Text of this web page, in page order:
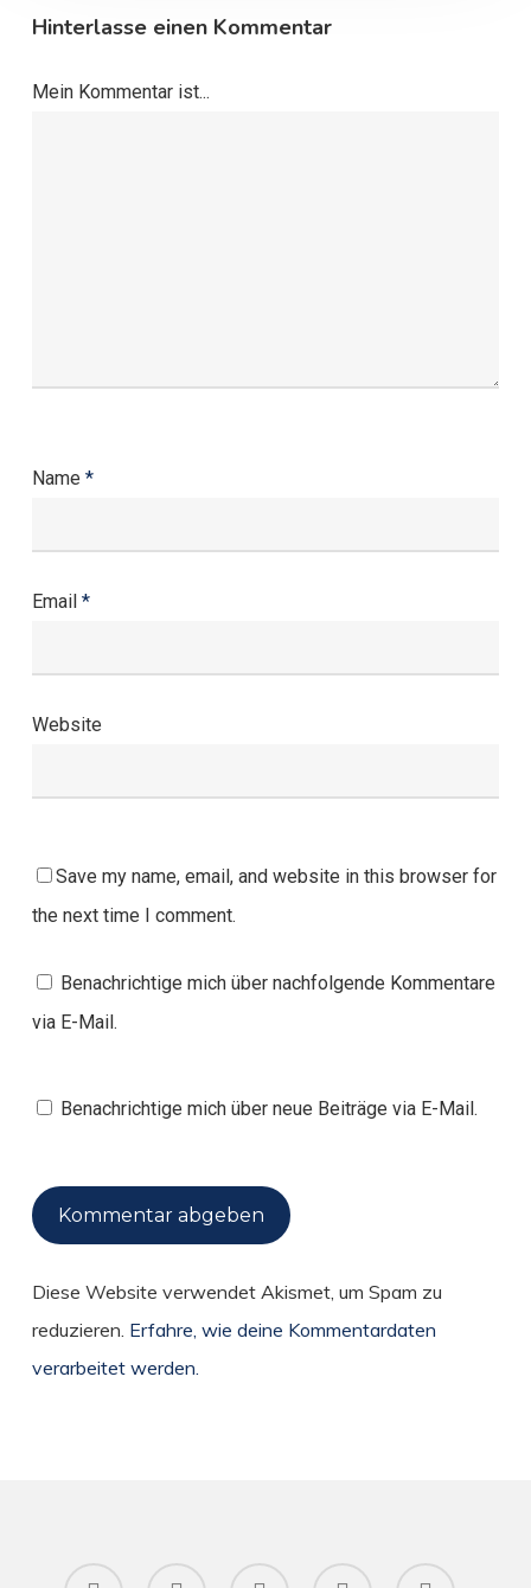
Hinterlasse einen Kommentar
Mein Kommentar ist...
Name *
Email *
Website
Save my name, email, and website in this browser for
the next time I comment.
Benachrichtige mich über nachfolgende Kommentare
via E-Mail.
Benachrichtige mich über neue Beiträge via E-Mail.
Diese Website verwendet Akismet, um Spam zu
reduzieren. Erfahre, wie deine Kommentardaten
verarbeitet werden.
twitter facebook pinterest RSS instagram